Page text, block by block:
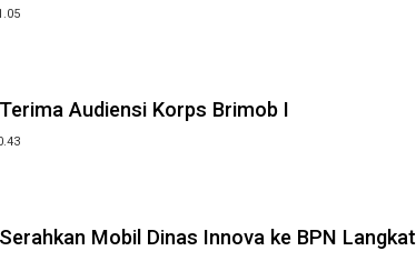
Audiensi Korps Brimob I
Mobil Dinas Innova ke BPN Langkat